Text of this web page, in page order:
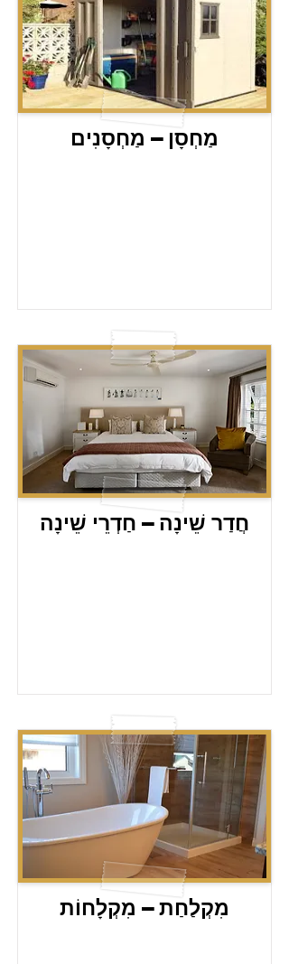
מַחְסָן – מַחְסָנִים
חֲדַר שֵׁינָה – חַדְרֵי שֵׁינָה
מִקְלַחַת – מִקְלָחוֹת